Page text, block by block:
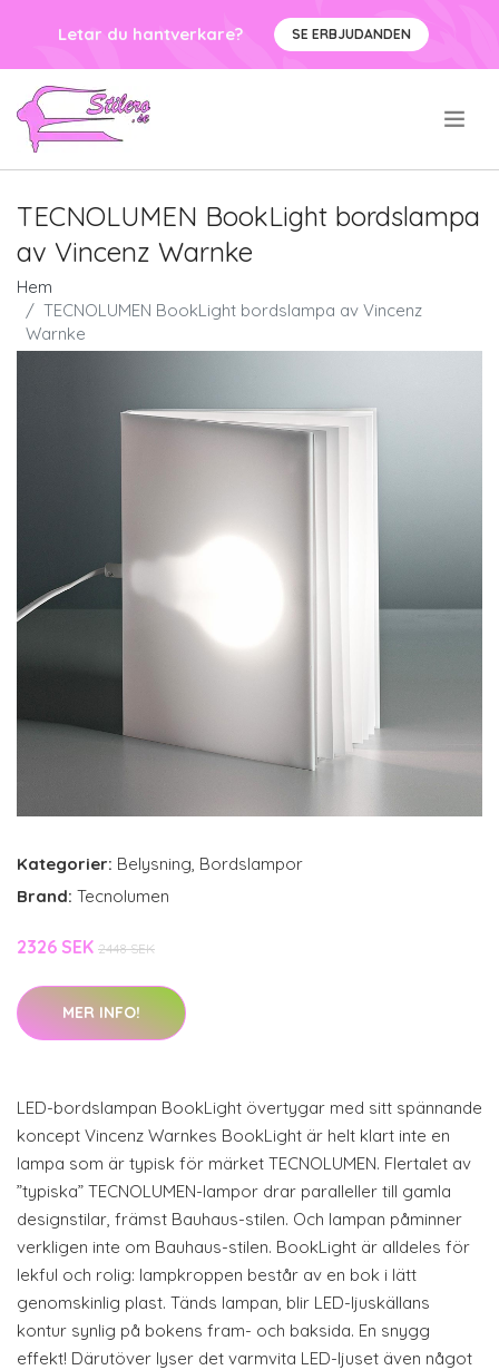
Letar du hantverkare? SE ERBJUDANDEN
TECNOLUMEN BookLight bordslampa
av Vincenz Warnke
Hem
TECNOLUMEN BookLight bordslampa av Vincenz
Warnke
Kategorier: Belysning, Bordslampor
Brand: Tecnolumen
2326 SEK 2448 SEK
MER INFO!
LED-bordslampan BookLight övertygar med sitt spännande
koncept Vincenz Warnkes BookLight är helt klart inte en
lampa som är typisk för märket TECNOLUMEN. Flertalet av
”typiska” TECNOLUMEN-lampor drar paralleller till gamla
designstilar, främst Bauhaus-stilen. Och lampan påminner
verkligen inte om Bauhaus-stilen. BookLight är alldeles för
lekful och rolig: lampkroppen består av en bok i lätt
genomskinlig plast. Tänds lampan, blir LED-ljuskällans
kontur synlig på bokens fram- och baksida. En snygg
effekt! Därutöver lyser det varmvita LED-ljuset även något